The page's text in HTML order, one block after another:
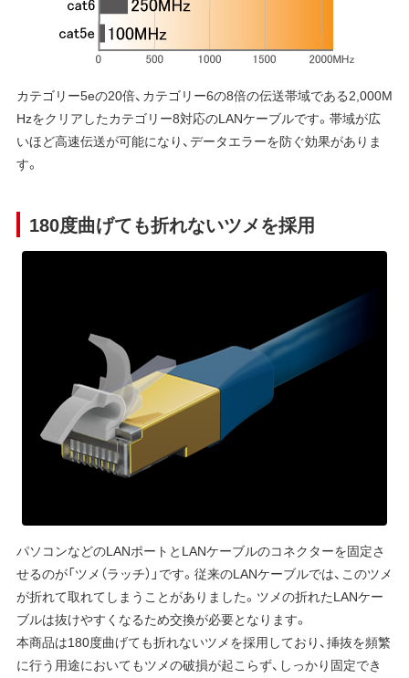
カテゴリー5eの20倍、カテゴリー6の8倍の伝送帯域である2,000M
Hzをクリアしたカテゴリー8対応のLANケーブルです。帯域が広
いほど高速伝送が可能になり、データエラーを防ぐ効果がありま
す。
180度曲げても折れないツメを採用
パソコンなどのLANポートとLANケーブルのコネクターを固定さ
せるのが「ツメ（ラッチ）」です。従来のLANケーブルでは、このツメ
が折れて取れてしまうことがありました。ツメの折れたLANケー
ブルは抜けやすくなるため交換が必要となります。
本商品は180度曲げても折れないツメを採用しており、挿抜を頻繁
に行う用途においてもツメの破損が起こらず、しっかり固定でき